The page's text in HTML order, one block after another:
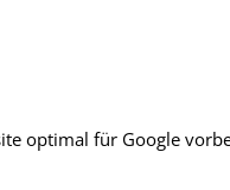
optimal für Google